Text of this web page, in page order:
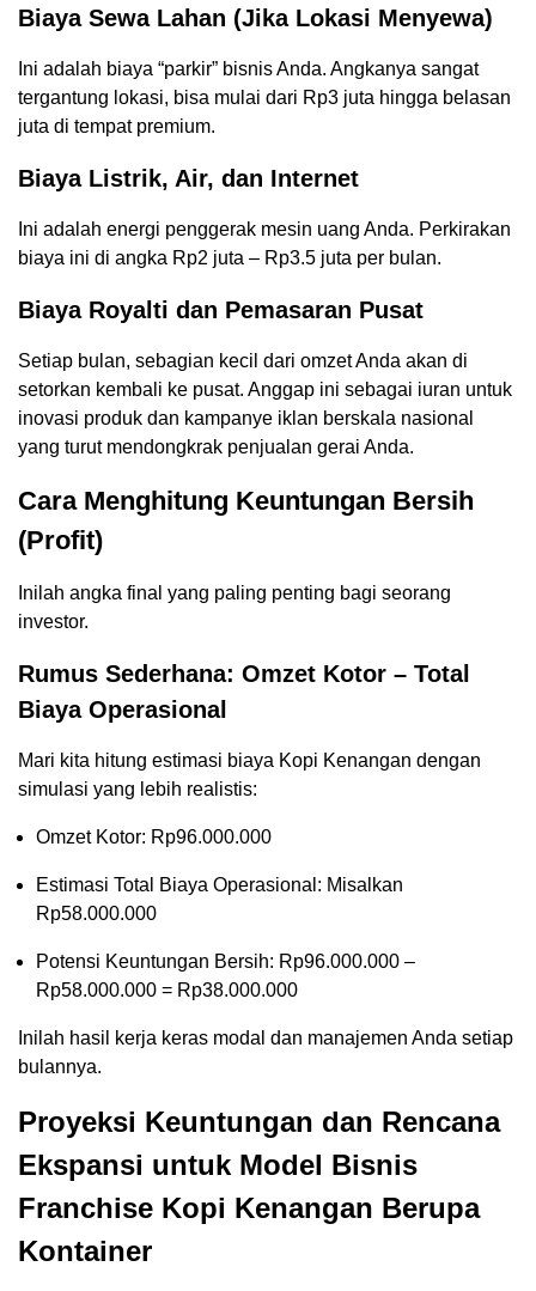
Biaya Sewa Lahan (Jika Lokasi Menyewa)
Ini adalah biaya “parkir” bisnis Anda. Angkanya sangat
tergantung lokasi, bisa mulai dari Rp3 juta hingga belasan
juta di tempat premium.
Biaya Listrik, Air, dan Internet
Ini adalah energi penggerak mesin uang Anda. Perkirakan
biaya ini di angka Rp2 juta – Rp3.5 juta per bulan.
Biaya Royalti dan Pemasaran Pusat
Setiap bulan, sebagian kecil dari omzet Anda akan di
setorkan kembali ke pusat. Anggap ini sebagai iuran untuk
inovasi produk dan kampanye iklan berskala nasional
yang turut mendongkrak penjualan gerai Anda.
Cara Menghitung Keuntungan Bersih
(Profit)
Inilah angka final yang paling penting bagi seorang
investor.
Rumus Sederhana: Omzet Kotor – Total
Biaya Operasional
Mari kita hitung estimasi biaya Kopi Kenangan dengan
simulasi yang lebih realistis:
Omzet Kotor: Rp96.000.000
Estimasi Total Biaya Operasional: Misalkan
Rp58.000.000
Potensi Keuntungan Bersih: Rp96.000.000 –
Rp58.000.000 = Rp38.000.000
Inilah hasil kerja keras modal dan manajemen Anda setiap
bulannya.
Proyeksi Keuntungan dan Rencana
Ekspansi untuk Model Bisnis
Franchise Kopi Kenangan Berupa
Kontainer